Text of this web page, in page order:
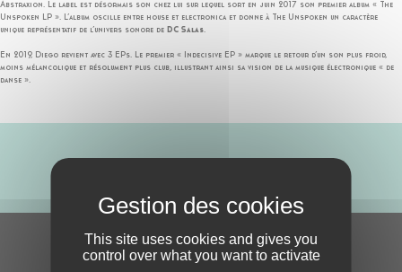
Abstraxion. Le label est désormais son chez lui sur lequel sort en juin 2017 son premier album « The
Unspoken LP ». L’album oscille entre house et electronica et donne à The Unspoken un caractère
unique représentatif de l’univers sonore de DC Salas.
En 2019, Diego revient avec 3 EPs. Le premier « Indecisive EP » marque le retour d’un son plus froid,
moins mélancolique et résolument plus club, illustrant ainsi sa vision de la musique électronique « de
danse ».
S'ABONNER À LA NEWSLETTER
This site uses cookies and gives you
control over what you want to activate